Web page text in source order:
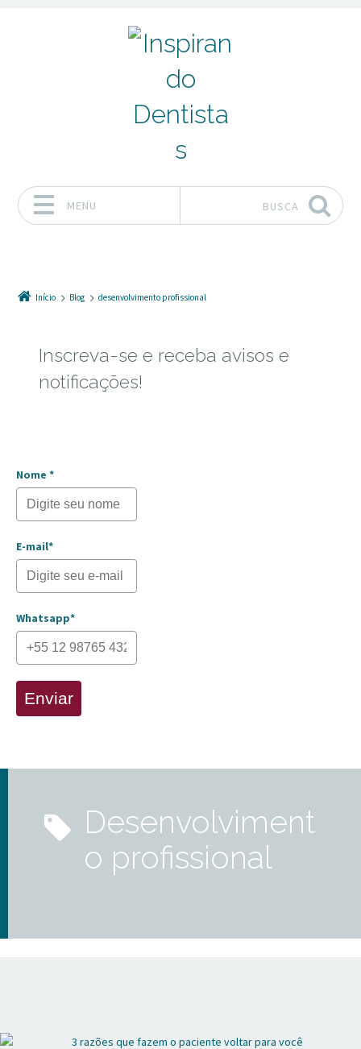
MENU BUSCA
Início Blog desenvolvimento profissional
Inscreva-se e receba avisos e
notificações!
Nome *
E-mail*
Whatsapp*
Enviar
desenvolviment
o profissional